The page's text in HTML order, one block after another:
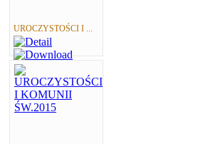
UROCZYSTOŚCI I ...